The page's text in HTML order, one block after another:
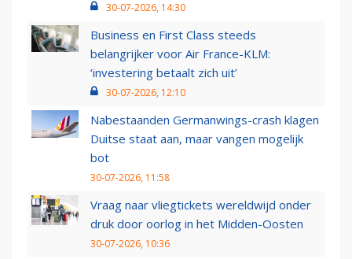
30-07-2026, 14:30
Business en First Class steeds
belangrijker voor Air France-KLM:
‘investering betaalt zich uit’
30-07-2026, 12:10
Nabestaanden Germanwings-crash klagen
Duitse staat aan, maar vangen mogelijk
bot
30-07-2026, 11:58
Vraag naar vliegtickets wereldwijd onder
druk door oorlog in het Midden-Oosten
30-07-2026, 10:36